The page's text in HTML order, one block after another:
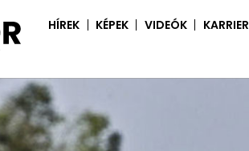
HÍREK KÉPEK VIDEÓK KARRIER